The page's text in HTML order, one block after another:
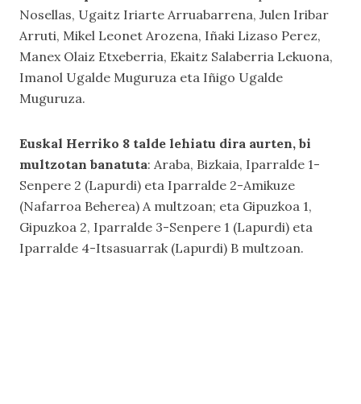
Nosellas, Ugaitz Iriarte Arruabarrena, Julen Iribar
Arruti, Mikel Leonet Arozena, Iñaki Lizaso Perez,
Manex Olaiz Etxeberria, Ekaitz Salaberria Lekuona,
Imanol Ugalde Muguruza eta Iñigo Ugalde
Muguruza.
Euskal Herriko 8 talde lehiatu dira aurten, bi
multzotan banatuta: Araba, Bizkaia, Iparralde 1-
Senpere 2 (Lapurdi) eta Iparralde 2-Amikuze
(Nafarroa Beherea) A multzoan; eta Gipuzkoa 1,
Gipuzkoa 2, Iparralde 3-Senpere 1 (Lapurdi) eta
Iparralde 4-Itsasuarrak (Lapurdi) B multzoan.